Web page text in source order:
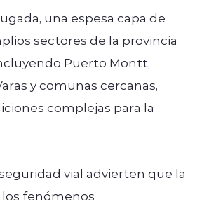
una espesa capa de
sectores de la provincia
Puerto Montt,
y comunas cercanas,
complejas para la
vial advierten que la
fenómenos